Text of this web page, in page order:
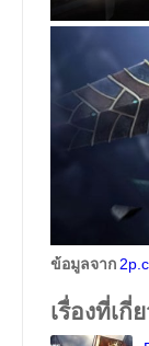
ข้อมูลจาก
เรื่องที่เกี่